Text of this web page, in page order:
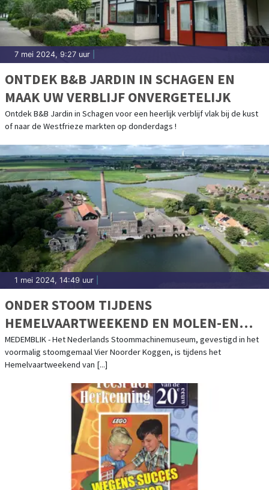
7 mei 2024, 9:27 uur
ONTDEK B&B JARDIN IN SCHAGEN EN
MAAK UW VERBLIJF ONVERGETELIJK
Ontdek B&B Jardin in Schagen voor een heerlijk verblijf vlak bij de kust
of naar de Westfrieze markten op donderdags !
1 mei 2024, 14:49 uur
ONDER STOOM TIJDENS
HEMELVAARTWEEKEND EN MOLEN-EN
GEMALENWEEKEND
MEDEMBLIK - Het Nederlands Stoommachinemuseum, gevestigd in het
voormalig stoomgemaal Vier Noorder Koggen, is tijdens het
Hemelvaartweekend van [...]